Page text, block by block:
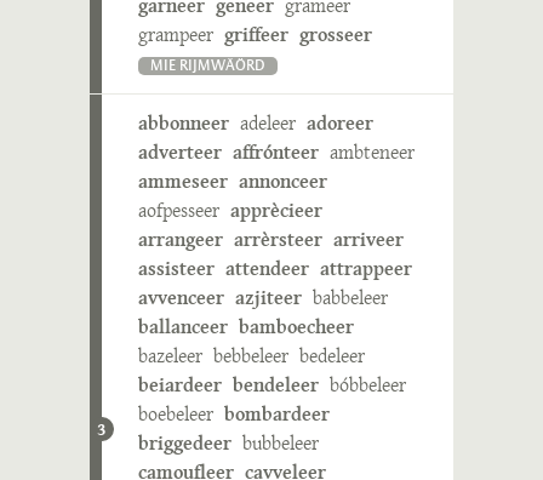
grampeer griffeer grosseer
MIE RIJMWÄÖRD
3
abbonneer adeleer adoreer
adverteer affrónteer ambteneer
ammeseer annonceer
aofpesseer apprècieer
arrangeer arrèrsteer arriveer
assisteer attendeer attrappeer
avvenceer azjiteer babbeleer
ballanceer bamboecheer
bazeleer bebbeleer bedeleer
beiardeer bendeleer bóbbeleer
boebeleer bombardeer
briggedeer bubbeleer
camoufleer cavveleer